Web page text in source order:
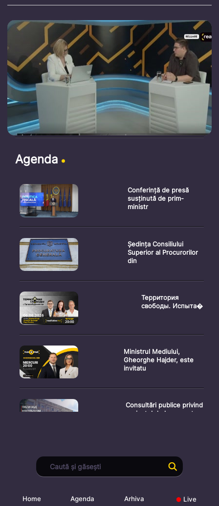
Agenda
Conferință de presă
susținută de prim-
ministr
Ședința Consiliului
Superior al Procurorilor
din
Территория
свободы. Испыта�
Ministrul Mediului,
Gheorghe Hajder, este
invitatu
Consultări publice privind
proiectul de lege pent
Consultarea Publică CP-
01, dedicată Studiilor de
Home Agenda Arhiva Live